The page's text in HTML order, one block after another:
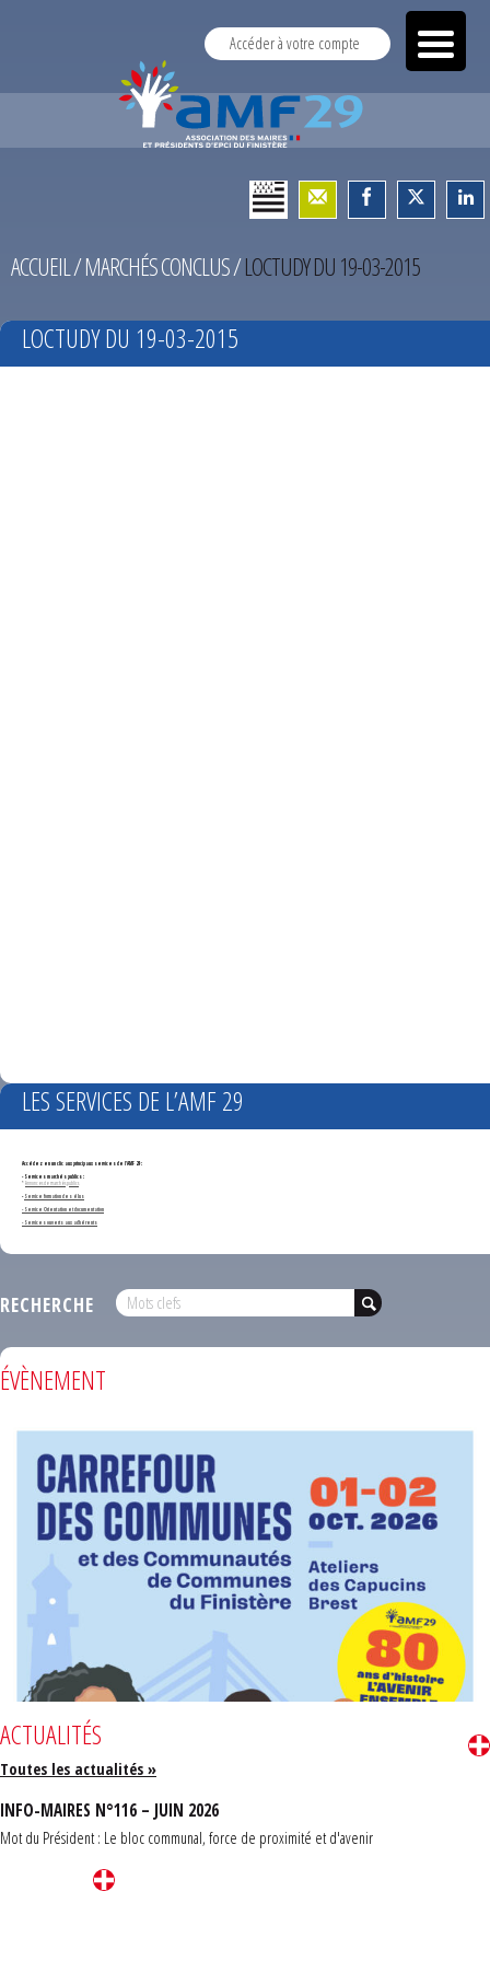
Accéder à votre compte
ACCUEIL/MARCHÉS CONCLUS/LOCTUDY DU 19-03-2015
LOCTUDY DU 19-03-2015
LES SERVICES DE L’AMF 29
Accédez en un clic aux principaux services de l'AMF 29 :
- Services marchés publics :
*Annonces de marchés publics
-Service formation des élus
- Service Orientation et documentation
- Services ouverts aux adhérents
RECHERCHE
ÉVÈNEMENT
ACTUALITÉS
Toutes les actualités »
INFO-MAIRES N°116 – JUIN 2026
Mot du Président : Le bloc communal, force de proximité et d'avenir